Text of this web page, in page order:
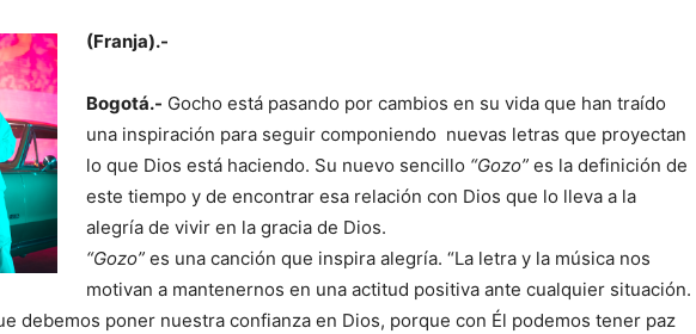
(Franja).-
Bogotá.- Gocho está pasando por cambios en su vida que han traído
una inspiración para seguir componiendo nuevas letras que proyectan
lo que Dios está haciendo. Su nuevo sencillo “Gozo” es la definición de
este tiempo y de encontrar esa relación con Dios que lo lleva a la
alegría de vivir en la gracia de Dios.
“Gozo” es una canción que inspira alegría. “La letra y la música nos
motivan a mantenernos en una actitud positiva ante cualquier situación.
debemos poner nuestra confianza en Dios, porque con Él podemos tener paz